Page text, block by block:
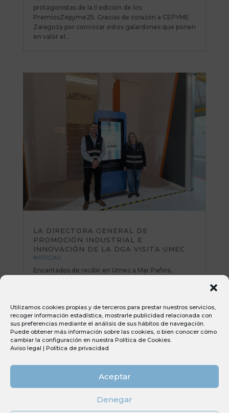
Utilizamos cookies propias y de terceros para prestar nuestros servicios,
recoger información estadística, mostrarle publicidad relacionada con
sus preferencias mediante el análisis de sus hábitos de navegación.
Puede obtener más información sobre las cookies, o bien conocer cómo
cambiar la configuración en nuestra Política de Cookies.
Aviso legal | Política de privacidad
Aceptar
Denegar
protagonistas de la II edición de los
PremiosZepyme25. Gracias de corazón a CEPYME
Zaragoza por convocar estos galardones que ponen
en valor el...
LA DIRECTORA GENERAL DE
PROMOCIÓN INDUSTRIAL E
INNOVACIÓN DE LA DGA VISITA UMEC
NOTICIAS
Encantados de recibir en Umec a Mar Paños,
poniendo sobre la mesa nuevas iniciativas e ideas
muy interesantes. Todo el equipo Umec...